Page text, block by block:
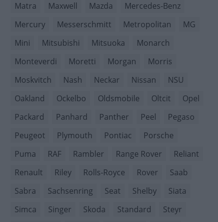
Matra
Maxwell Mazda
Mercedes-Benz
Mercury
Messerschmitt Metropolitan
MG
Mini
Mitsubishi Mitsuoka
Monarch
Monteverdi
Moretti Morgan
Morris
Moskvitch
Nash Neckar Nissan
NSU
Oakland
Ockelbo Oldsmobile Oltcit
Opel
Packard
Panhard Panther Peel
Pegaso
Peugeot
Plymouth Pontiac
Porsche
Puma
RAF Rambler Range Rover
Reliant
Renault
Riley Rolls-Royce Rover
Saab
Sabra
Sachsenring Seat Shelby
Siata
Simca
Singer Skoda Standard
Steyr